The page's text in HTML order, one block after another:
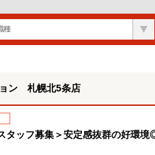
種
ン 札幌北5条店
タッフ募集＞安定感抜群の好環